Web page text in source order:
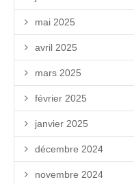
mai 2025
avril 2025
mars 2025
février 2025
janvier 2025
décembre 2024
novembre 2024